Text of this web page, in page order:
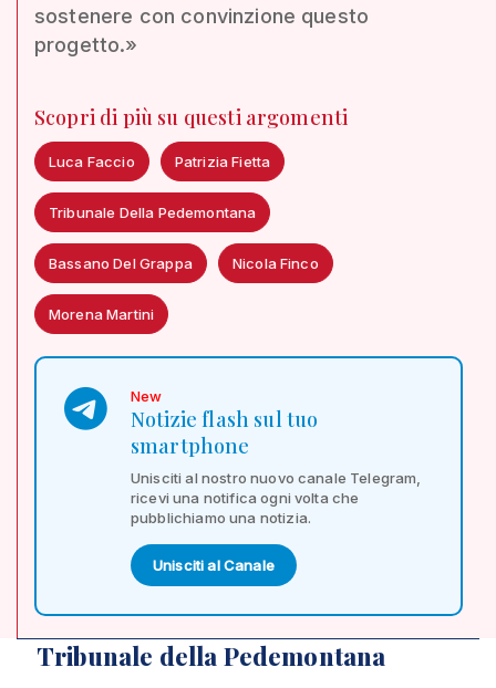
sostenere con convinzione questo
progetto.»
Scopri di più su questi argomenti
Luca Faccio Patrizia Fietta
Tribunale Della Pedemontana
Bassano Del Grappa Nicola Finco
Morena Martini
New
Notizie flash sul tuo
smartphone
Unisciti al nostro nuovo canale Telegram,
ricevi una notifica ogni volta che
pubblichiamo una notizia.
Unisciti al Canale
Tribunale della Pedemontana